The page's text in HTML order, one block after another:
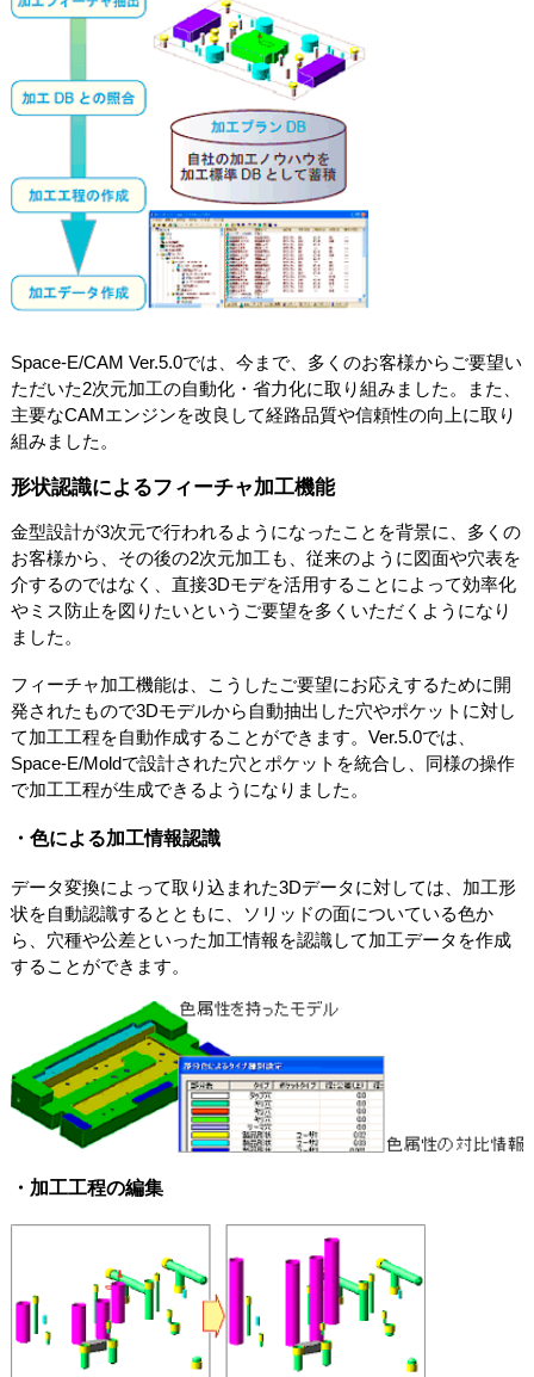
Space-E/CAM Ver.5.0では、今まで、多くのお客様からご要望い
ただいた2次元加工の自動化・省力化に取り組みました。また、
主要なCAMエンジンを改良して経路品質や信頼性の向上に取り
組みました。
形状認識によるフィーチャ加工機能
金型設計が3次元で行われるようになったことを背景に、多くの
お客様から、その後の2次元加工も、従来のように図面や穴表を
介するのではなく、直接3Dモデを活用することによって効率化
やミス防止を図りたいというご要望を多くいただくようになり
ました。
フィーチャ加工機能は、こうしたご要望にお応えするために開
発されたもので3Dモデルから自動抽出した穴やポケットに対し
て加工工程を自動作成することができます。Ver.5.0では、
Space-E/Moldで設計された穴とポケットを統合し、同様の操作
で加工工程が生成できるようになりました。
・色による加工情報認識
データ変換によって取り込まれた3Dデータに対しては、加工形
状を自動認識するとともに、ソリッドの面についている色か
ら、穴種や公差といった加工情報を認識して加工データを作成
することができます。
・加工工程の編集